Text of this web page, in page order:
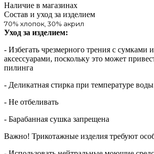
Наличие в магазинах
Состав и уход за изделием
70% хлопок, 30% акрил
Уход за изделием:
- Избегать чрезмерного трения с сумками
аксессуарами, поскольку это может
пилинга
- Деликатная стирка при температуре
- Не отбеливать
- Барабанная сушка запрещена
Важно! Трикотажные изделия требуют